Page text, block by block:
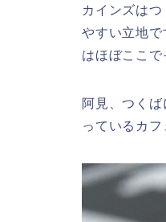
カインズは
やすい立地
はほぼここで
阿見、つく
っているカ